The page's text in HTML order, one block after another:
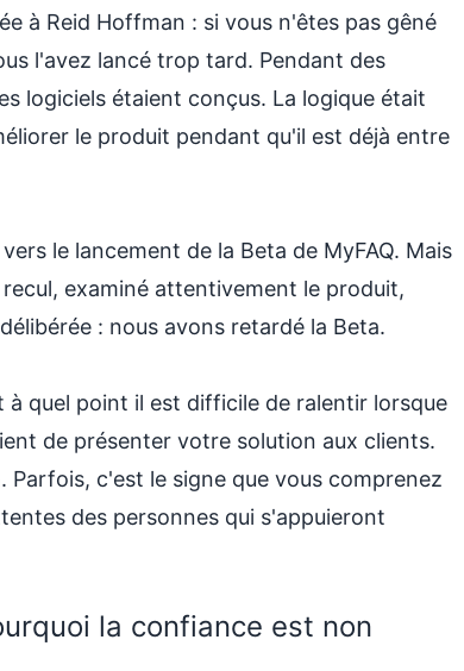
à Reid Hoffman : si vous n'êtes pas gêné
l'avez lancé trop tard. Pendant des
logiciels étaient conçus. La logique était
le produit pendant qu'il est déjà entre
le lancement de la Beta de MyFAQ. Mais
examiné attentivement le produit,
: nous avons retardé la Beta.
quel point il est difficile de ralentir lorsque
de présenter votre solution aux clients.
c'est le signe que vous comprenez
des personnes qui s'appuieront
la confiance est non